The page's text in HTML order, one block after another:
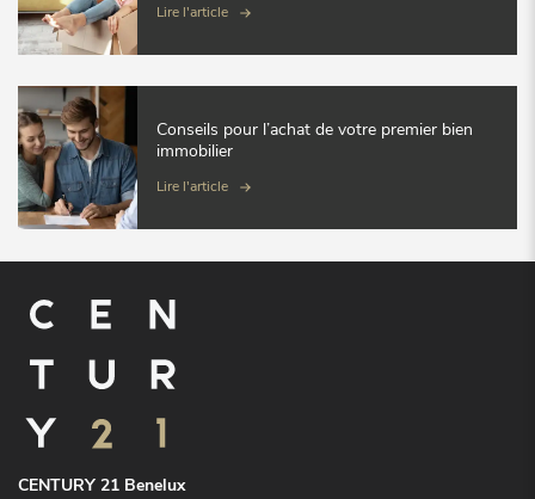
Lire l'article
Conseils pour l’achat de votre premier bien
immobilier
Lire l'article
CENTURY 21 Benelux